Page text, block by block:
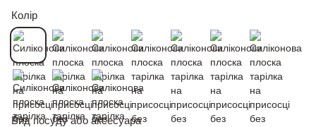
Колір
Вид посуду або аксесуара